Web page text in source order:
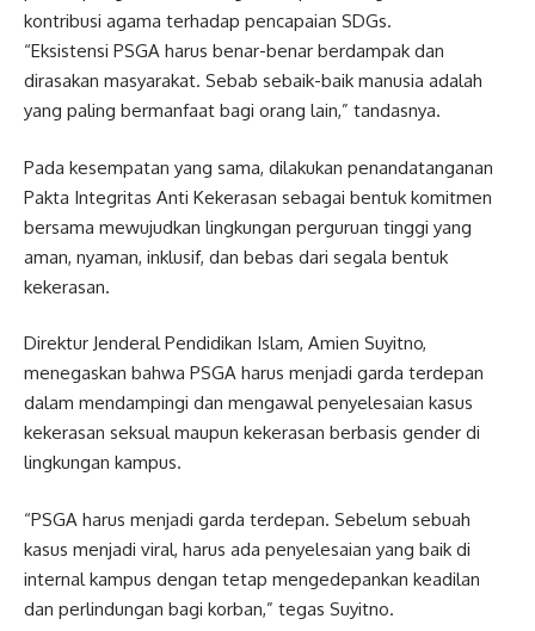
kontribusi agama terhadap pencapaian SDGs.
“Eksistensi PSGA harus benar-benar berdampak dan
dirasakan masyarakat. Sebab sebaik-baik manusia adalah
yang paling bermanfaat bagi orang lain,” tandasnya.
Pada kesempatan yang sama, dilakukan penandatanganan
Pakta Integritas Anti Kekerasan sebagai bentuk komitmen
bersama mewujudkan lingkungan perguruan tinggi yang
aman, nyaman, inklusif, dan bebas dari segala bentuk
kekerasan.
Direktur Jenderal Pendidikan Islam, Amien Suyitno,
menegaskan bahwa PSGA harus menjadi garda terdepan
dalam mendampingi dan mengawal penyelesaian kasus
kekerasan seksual maupun kekerasan berbasis gender di
lingkungan kampus.
“PSGA harus menjadi garda terdepan. Sebelum sebuah
kasus menjadi viral, harus ada penyelesaian yang baik di
internal kampus dengan tetap mengedepankan keadilan
dan perlindungan bagi korban,” tegas Suyitno.